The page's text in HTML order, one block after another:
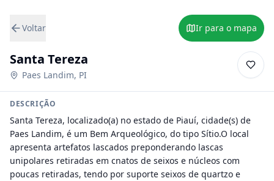
Voltar Ir para o mapa
Santa Tereza
Paes Landim, PI
DESCRIÇÃO
Santa Tereza, localizado(a) no estado de Piauí, cidade(s) de
Paes Landim, é um Bem Arqueológico, do tipo Sítio.O local
apresenta artefatos lascados preponderando lascas
unipolares retiradas em cnatos de seixos e núcleos com
poucas retiradas, tendo por suporte seixos de quartzo e